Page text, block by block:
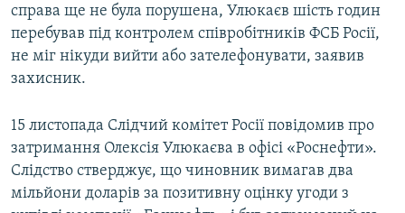
справа ще не була порушена, Улюкаєв шість годин
перебував під контролем співробітників ФСБ Росії,
не міг нікуди вийти або зателефонувати, заявив
захисник.
15 листопада Слідчий комітет Росії повідомив про
затримання Олексія Улюкаєва в офісі «Роснефти».
Слідство стверджує, що чиновник вимагав два
мільйони доларів за позитивну оцінку угоди з